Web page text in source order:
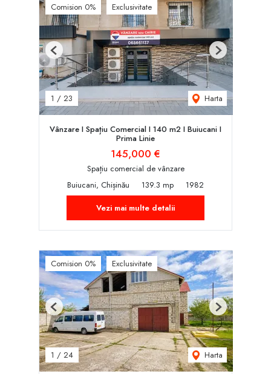
Comision 0% Exclusivitate
1 / 23 Harta
Previous Next
Vânzare I Spațiu Comercial I 140 m2 I Buiucani I
Prima Linie
145,000 €
Spațiu comercial de vânzare
Buiucani, Chișinău
139.3 mp
1982
Vezi mai multe detalii
Comision 0% Exclusivitate
1 / 24 Harta
Previous Next